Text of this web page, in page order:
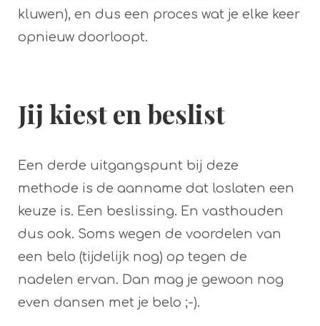
kluwen), en dus een proces wat je elke keer
opnieuw doorloopt.
Jij kiest en beslist
Een derde uitgangspunt bij deze
methode is de aanname dat loslaten een
keuze is. Een beslissing. En vasthouden
dus ook. Soms wegen de voordelen van
een belo (tijdelijk nog) op tegen de
nadelen ervan. Dan mag je gewoon nog
even dansen met je belo ;-).